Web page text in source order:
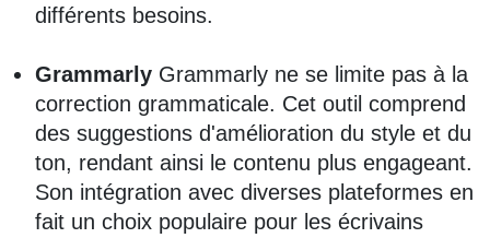
différents besoins.
Grammarly Grammarly ne se limite pas à la
correction grammaticale. Cet outil comprend
des suggestions d'amélioration du style et du
ton, rendant ainsi le contenu plus engageant.
Son intégration avec diverses plateformes en
fait un choix populaire pour les écrivains